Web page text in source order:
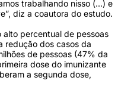
trabalhando nisso (...) e
diz a coautora do estudo.
alto percentual de pessoas
redução dos casos da
de pessoas (47% da
dose do imunizante
a segunda dose,